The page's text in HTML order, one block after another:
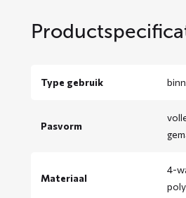
Type gebruik
Pasvorm
Materiaal
4-